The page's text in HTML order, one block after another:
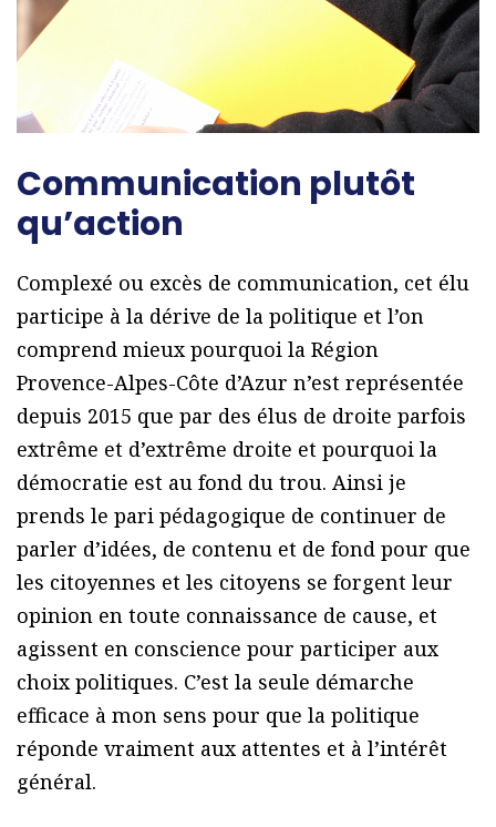
Communication plutôt
qu’action
Complexé ou excès de communication, cet élu
participe à la dérive de la politique et l’on
comprend mieux pourquoi la Région
Provence-Alpes-Côte d’Azur n’est représentée
depuis 2015 que par des élus de droite parfois
extrême et d’extrême droite et pourquoi la
démocratie est au fond du trou. Ainsi je
prends le pari pédagogique de continuer de
parler d’idées, de contenu et de fond pour que
les citoyennes et les citoyens se forgent leur
opinion en toute connaissance de cause, et
agissent en conscience pour participer aux
choix politiques. C’est la seule démarche
efficace à mon sens pour que la politique
réponde vraiment aux attentes et à l’intérêt
général.